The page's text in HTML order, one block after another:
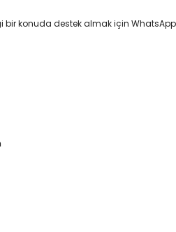
bir konuda destek almak için